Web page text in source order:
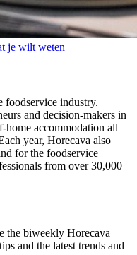
je wilt weten
foodservice industry.
and decision-makers in
home accommodation all
year, Horecava also
for the foodservice
from over 30,000
the biweekly Horecava
and the latest trends and